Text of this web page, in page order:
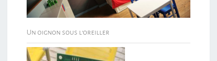
Un oignon sous l’oreiller